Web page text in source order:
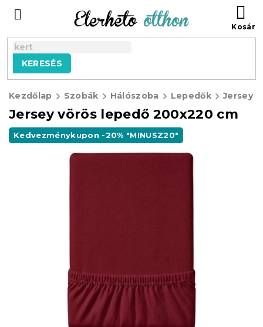
tartalomhoz
KERESÉS
Kezdőlap Szobák Hálószoba Lepedők Jersey
Jersey vörös lepedő 200x220 cm
Kedvezménykupon -20% "MINUSZ20"